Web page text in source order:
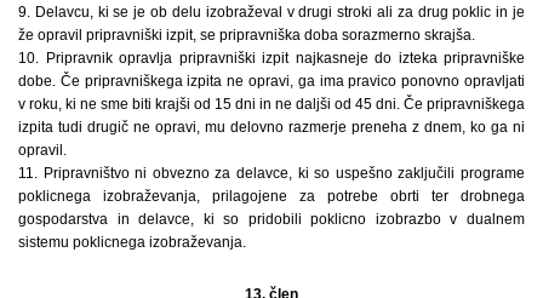
9. Delavcu, ki se je ob delu izobraževal v drugi stroki ali za drug poklic in je
že opravil pripravniški izpit, se pripravniška doba sorazmerno skrajša.
10. Pripravnik opravlja pripravniški izpit najkasneje do izteka pripravniške
dobe. Če pripravniškega izpita ne opravi, ga ima pravico ponovno opravljati
v roku, ki ne sme biti krajši od 15 dni in ne daljši od 45 dni. Če pripravniškega
izpita tudi drugič ne opravi, mu delovno razmerje preneha z dnem, ko ga ni
opravil.
11. Pripravništvo ni obvezno za delavce, ki so uspešno zaključili programe
poklicnega izobraževanja, prilagojene za potrebe obrti ter drobnega
gospodarstva in delavce, ki so pridobili poklicno izobrazbo v dualnem
sistemu poklicnega izobraževanja.
13. člen